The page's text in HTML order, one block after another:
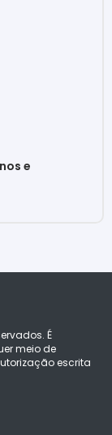
e
É
meio de
escrita